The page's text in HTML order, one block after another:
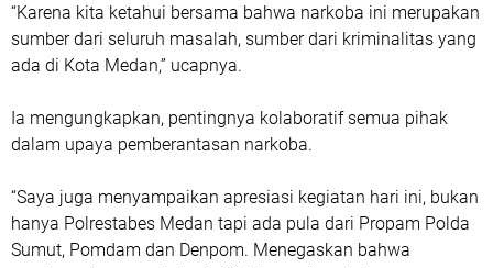
“Karena kita ketahui bersama bahwa narkoba ini merupakan
sumber dari seluruh masalah, sumber dari kriminalitas yang
ada di Kota Medan,” ucapnya.
Ia mengungkapkan, pentingnya kolaboratif semua pihak
dalam upaya pemberantasan narkoba.
“Saya juga menyampaikan apresiasi kegiatan hari ini, bukan
hanya Polrestabes Medan tapi ada pula dari Propam Polda
Sumut, Pomdam dan Denpom. Menegaskan bahwa